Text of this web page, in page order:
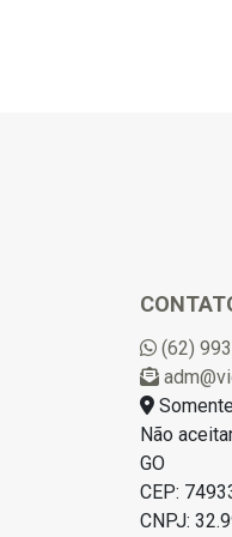
(62)
Não
GO
CEP:
CNPJ: